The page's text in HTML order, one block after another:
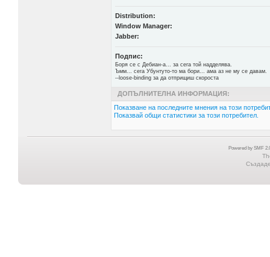
Distribution:
Window Manager:
Jabber:
Подпис:
Боря се с Дебиан-а... за сега той надделява.
Ъмм... сега Убунтуто-то ма бори... ама аз не му се давам.
--loose-binding за да отприщиш скороста
ДОПЪЛНИТЕЛНА ИНФОРМАЦИЯ:
Показване на последните мнения на този
Показвай общи статистики за този потребител.
Powered by SMF